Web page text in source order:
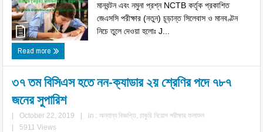
মানবন্টন এবং নমুনা প্রশ্ন NCTB কর্তৃক প্রকাশিত
জেএসসি পরীক্ষার (নতুন) চূড়ান্ত সিলেবাস ও মানবণ্টন
নিচে তুলে দেওয়া হলোঃ J...
Read more
৩৭ তম বিসিএস হতে নন-ক্যাডার ২য় শ্রেণির পদে ৭৮৭
জনের সুপারিশ
October 22, 2019 in :অন্যান্য বিজ্ঞপ্তি,চাকুরি নিয়োগ পরীক্ষার ফলাফল
5911 Views